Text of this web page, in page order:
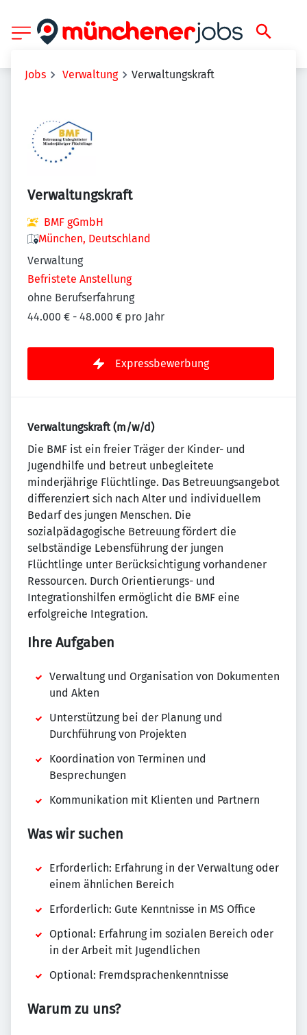
Jobs Verwaltung Verwaltungskraft
Verwaltungskraft
BMF gGmbH
München, Deutschland
Verwaltung
Befristete Anstellung
ohne Berufserfahrung
44.000 € - 48.000 € pro Jahr
Expressbewerbung
Verwaltungskraft (m/w/d)
Die BMF ist ein freier Träger der Kinder- und
Jugendhilfe und betreut unbegleitete
minderjährige Flüchtlinge. Das Betreuungsangebot
differenziert sich nach Alter und individuellem
Bedarf des jungen Menschen. Die
sozialpädagogische Betreuung fördert die
selbständige Lebensführung der jungen
Flüchtlinge unter Berücksichtigung vorhandener
Ressourcen. Durch Orientierungs- und
Integrationshilfen ermöglicht die BMF eine
erfolgreiche Integration.
Ihre Aufgaben
Verwaltung und Organisation von Dokumenten
und Akten
Unterstützung bei der Planung und
Durchführung von Projekten
Koordination von Terminen und
Besprechungen
Kommunikation mit Klienten und Partnern
Was wir suchen
Erforderlich: Erfahrung in der Verwaltung oder
einem ähnlichen Bereich
Erforderlich: Gute Kenntnisse in MS Office
Optional: Erfahrung im sozialen Bereich oder
in der Arbeit mit Jugendlichen
Optional: Fremdsprachenkenntnisse
Warum zu uns?